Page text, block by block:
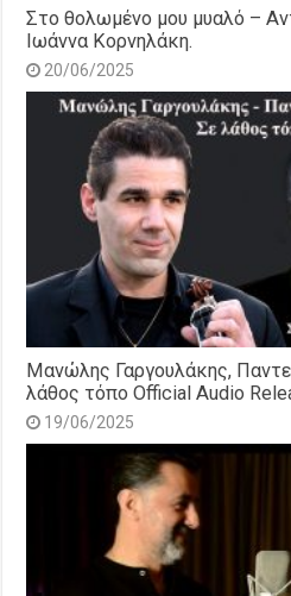
Στο θολωμένο μου μυαλό –
Ιωάννα Κορνηλάκη.
20/06/2025
Μανώλης Γαργουλάκης,
λάθος τόπο Official Audio
19/06/2025